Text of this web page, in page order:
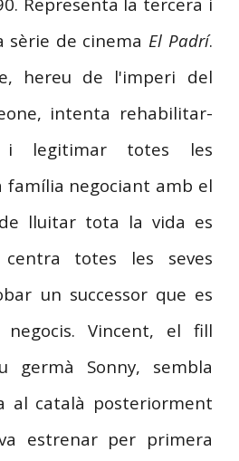
sèrie de cinema El Padrí.
hereu de l'imperi del
intenta rehabilitar-
i legitimar totes les
família negociant amb el
lluitar tota la vida es
totes les seves
un successor que es
Vincent, el fill
germà Sonny, sembla
al català posteriorment
estrenar per primera